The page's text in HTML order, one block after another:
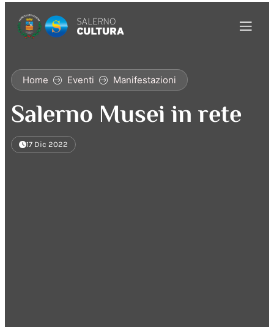
Home Eventi Manifestazioni
Salerno Musei in rete
17 Dic 2022